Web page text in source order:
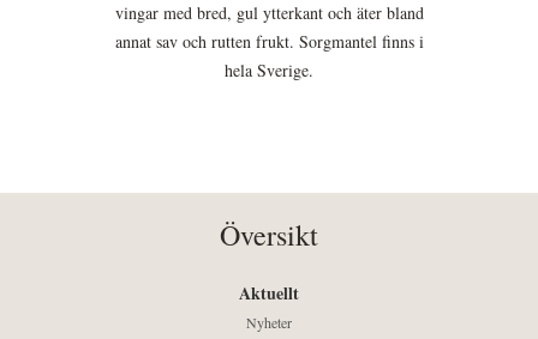
vingar med bred, gul ytterkant och äter bland
annat sav och rutten frukt. Sorgmantel finns i
hela Sverige.
Översikt
Aktuellt
Nyheter